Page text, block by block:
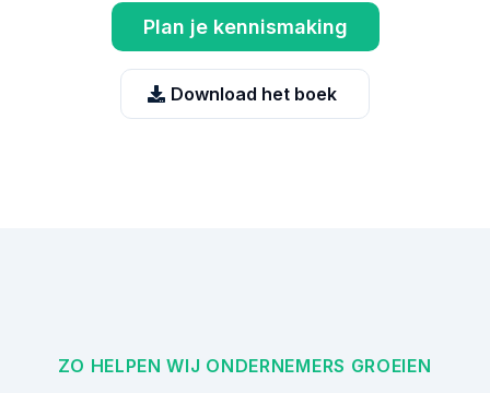
Plan je kennismaking
Download het boek
ZO HELPEN WIJ ONDERNEMERS GROEIEN